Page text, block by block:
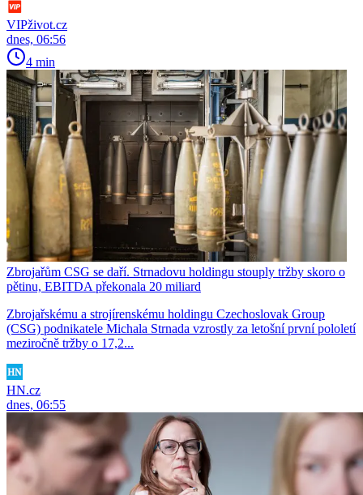
VIPživot.cz
dnes, 06:56
4 min
Zbrojařům CSG se daří. Strnadovu holdingu stouply tržby skoro o
pětinu, EBITDA překonala 20 miliard
Zbrojařskému a strojírenskému holdingu Czechoslovak Group
(CSG) podnikatele Michala Strnada vzrostly za letošní první pololetí
meziročně tržby o 17,2...
HN.cz
dnes, 06:55